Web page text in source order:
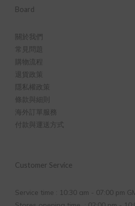
Board
關於我們
常見問題
購物流程
退貨政策
隱私權政策
條款與細則
海外訂單服務
付款與運送方式
Customer Service
Service time : 10:30 am - 07:00 pm